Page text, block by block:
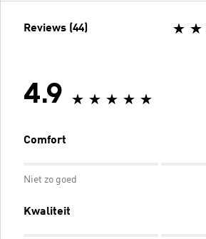
Reviews (44)
4.9
Comfort
Niet zo goed
Kwaliteit